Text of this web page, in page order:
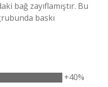
bağ zayıflamıştır. Bu
baskı
+40%